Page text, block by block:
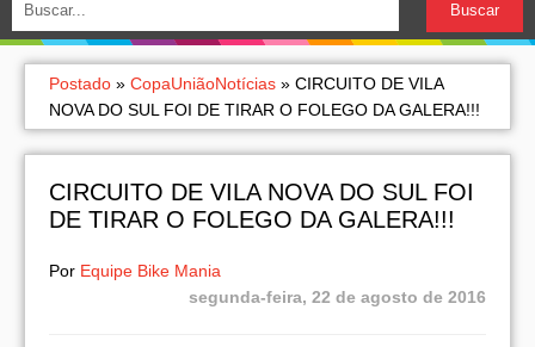
Postado » CopaUniãoNotícias » CIRCUITO DE VILA
NOVA DO SUL FOI DE TIRAR O FOLEGO DA GALERA!!!
CIRCUITO DE VILA NOVA DO SUL FOI
DE TIRAR O FOLEGO DA GALERA!!!
Por Equipe Bike Mania
segunda-feira, 22 de agosto de 2016